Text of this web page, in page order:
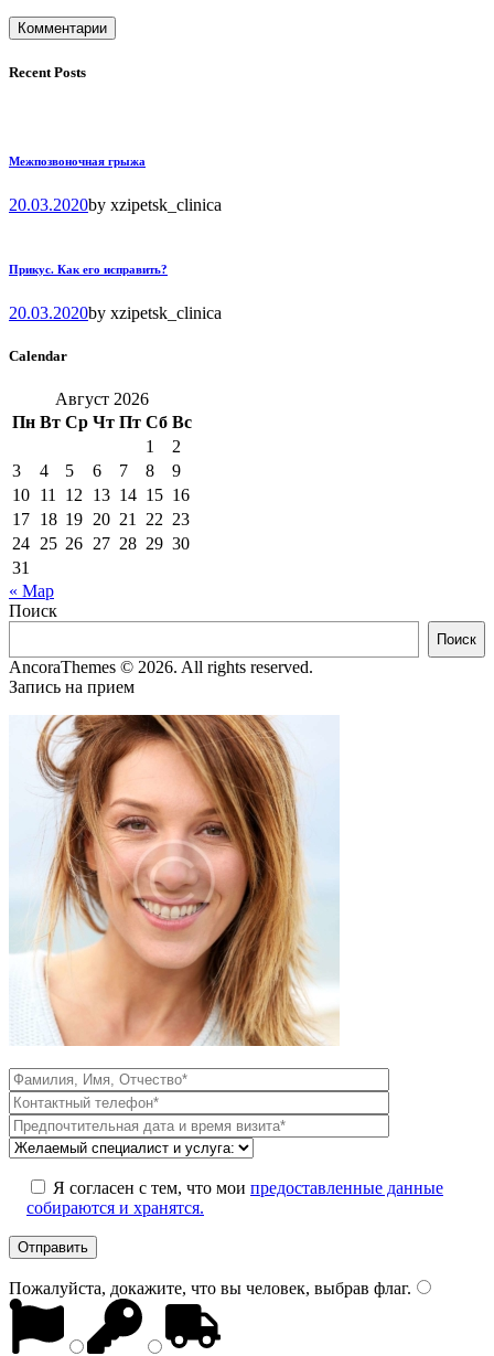
Recent Posts
Межпозвоночная грыжа
20.03.2020by xzipetsk_clinica
Прикус. Как его исправить?
20.03.2020by xzipetsk_clinica
Calendar
Август 2026
Пн Вт Ср Чт Пт Сб Вс
1
2
3
4 5 6 7 8
9
10 11 12 13 14 15 16
17 18 19 20 21 22 23
24 25 26 27 28 29 30
31
« Мар
Поиск
Поиск
AncoraThemes © 2026. All rights reserved.
Запись на прием
Я согласен с тем, что мои предоставленные данные
собираются и хранятся.
Пожалуйста, докажите, что вы человек, выбрав флаг.